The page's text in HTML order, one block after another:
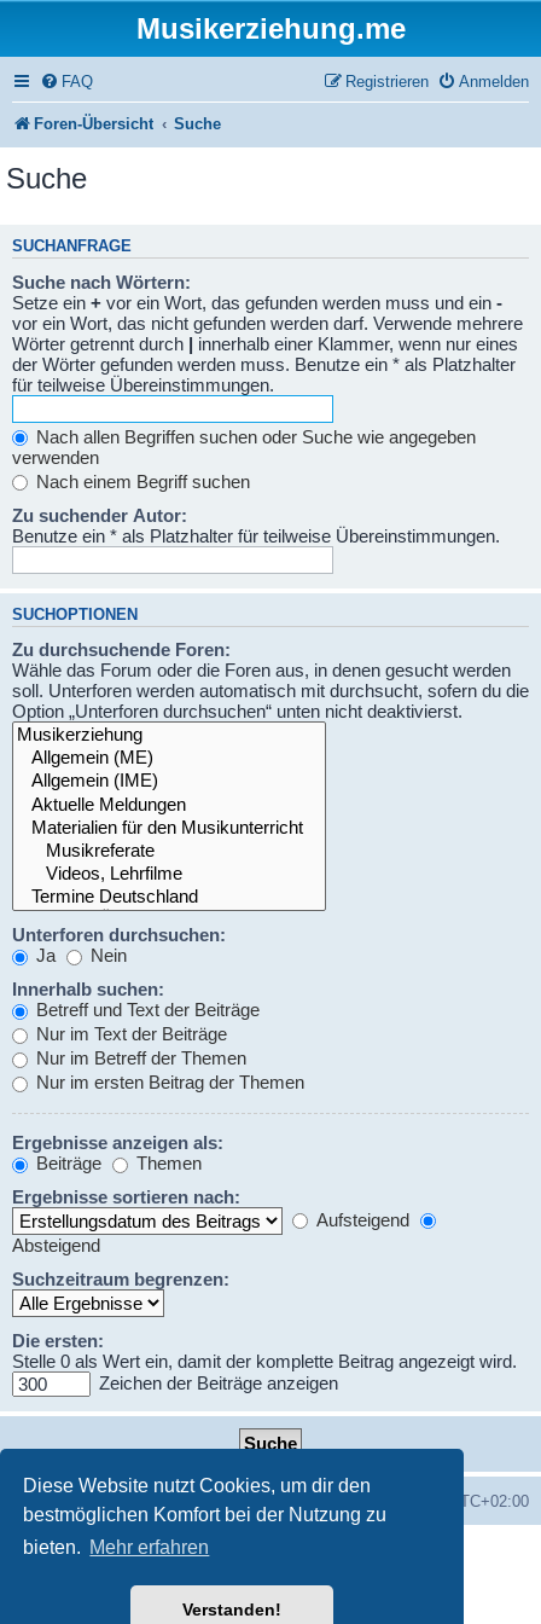
Diese Website nutzt Cookies, um dir den
bestmöglichen Komfort bei der Nutzung zu
bieten. Mehr erfahren
Verstanden!
Musikerziehung.me
FAQ Anmelden
Registrieren
Foren-Übersicht Suche
Suche
SUCHANFRAGE
Suche nach Wörtern:
Setze ein + vor ein Wort, das gefunden werden muss und ein -
vor ein Wort, das nicht gefunden werden darf. Verwende mehrere
Wörter getrennt durch | innerhalb einer Klammer, wenn nur eines
der Wörter gefunden werden muss. Benutze ein * als Platzhalter
für teilweise Übereinstimmungen.
Nach allen Begriffen suchen oder Suche wie angegeben
verwenden
Nach einem Begriff suchen
Zu suchender Autor:
Benutze ein * als Platzhalter für teilweise Übereinstimmungen.
SUCHOPTIONEN
Zu durchsuchende Foren:
Wähle das Forum oder die Foren aus, in denen gesucht werden
soll. Unterforen werden automatisch mit durchsucht, sofern du die
Option „Unterforen durchsuchen“ unten nicht deaktivierst.
Unterforen durchsuchen:
Ja
Nein
Innerhalb suchen:
Betreff und Text der Beiträge
Nur im Text der Beiträge
Nur im Betreff der Themen
Nur im ersten Beitrag der Themen
Ergebnisse anzeigen als:
Beiträge
Themen
Ergebnisse sortieren nach:
Aufsteigend
Absteigend
Suchzeitraum begrenzen:
Die ersten:
Stelle 0 als Wert ein, damit der komplette Beitrag angezeigt wird.
Zeichen der Beiträge anzeigen
UTC+02:00
Powered byphpBB
Datenschutz
Nutzungsbedingungen